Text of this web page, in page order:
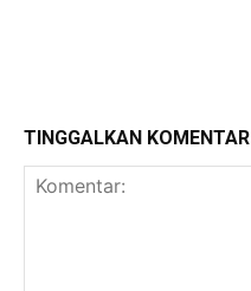
TINGGALKAN KOMENTAR